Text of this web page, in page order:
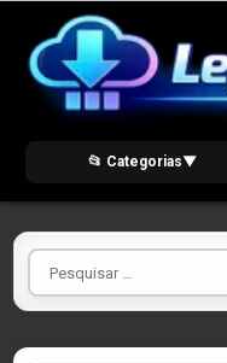
content
📂 Categorias▼
Pesquisar
por